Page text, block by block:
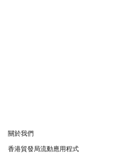
關於我們
香港貿發局流動應用程式